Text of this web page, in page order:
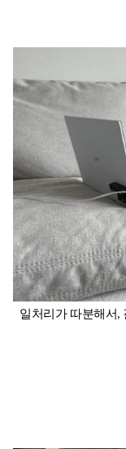
일처리가 따분해서,